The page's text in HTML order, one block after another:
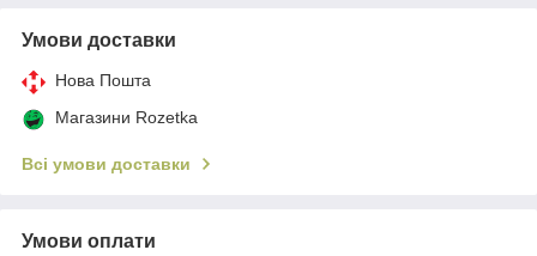
Умови доставки
Нова Пошта
Магазини Rozetka
Всі умови доставки
Умови оплати